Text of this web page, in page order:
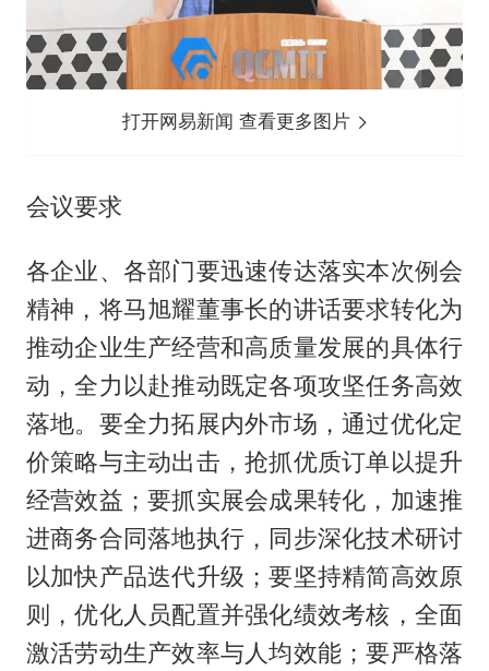
打开网易新闻 查看更多图片
会议要求
各企业、各部门要迅速传达落实本次例会
精神，将马旭耀董事长的讲话要求转化为
推动企业生产经营和高质量发展的具体行
动，全力以赴推动既定各项攻坚任务高效
落地。要全力拓展内外市场，通过优化定
价策略与主动出击，抢抓优质订单以提升
经营效益；要抓实展会成果转化，加速推
进商务合同落地执行，同步深化技术研讨
以加快产品迭代升级；要坚持精简高效原
则，优化人员配置并强化绩效考核，全面
激活劳动生产效率与人均效能；要严格落